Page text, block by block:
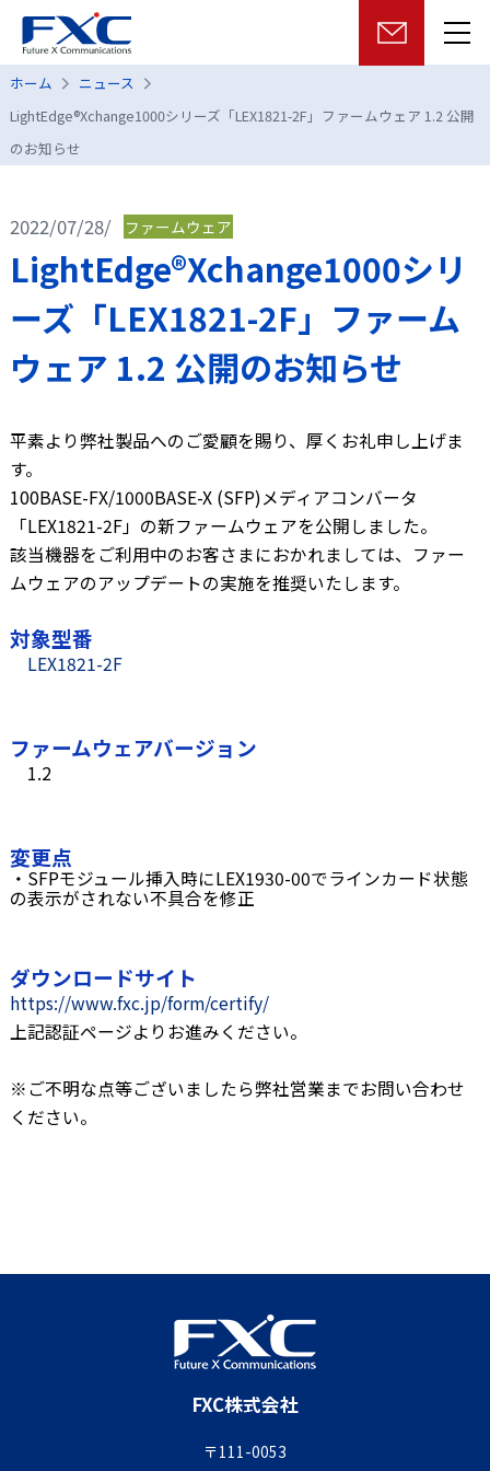
ホーム
ニュース
LightEdge®Xchange1000シリーズ「LEX1821-2F」ファームウェア 1.2 公開
のお知らせ
2022/07/28/ ファームウェア
LightEdge®Xchange1000シリ
ーズ「LEX1821-2F」ファーム
ウェア 1.2 公開のお知らせ
平素より弊社製品へのご愛顧を賜り、厚くお礼申し上げま
す。
100BASE-FX/1000BASE-X (SFP)メディアコンバータ
「LEX1821-2F」の新ファームウェアを公開しました。
該当機器をご利用中のお客さまにおかれましては、ファー
ムウェアのアップデートの実施を推奨いたします。
対象型番
LEX1821-2F
ファームウェアバージョン
1.2
変更点
・SFPモジュール挿入時にLEX1930-00でラインカード状態
の表示がされない不具合を修正
ダウンロードサイト
https://www.fxc.jp/form/certify/
上記認証ページよりお進みください。
※ご不明な点等ございましたら弊社営業までお問い合わせ
ください。
FXC株式会社
〒111-0053